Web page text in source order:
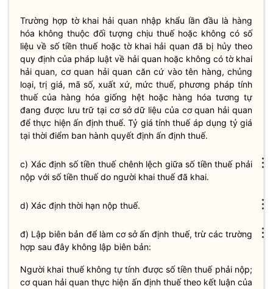
Trường hợp tờ khai hải quan nhập khẩu lần đầu là hàng
hóa không thuộc đối tượng chịu thuếhoặc không có số
liệu về số tiềnthuếhoặc tờ khai hải quanđã bị hủy theo
quy định của pháp luật về hải quan hoặc không có tờ khai
hải quan, cơ quan hải quan căn cứ vào tên hàng, chủng
loại, trị giá, mã số, xuất xứ, mứcthuế, phương pháp tính
thuếcủa hàng hóa giống hệt hoặc hàng hóa tương tự
đang được lưu trữ tại cơ sở dữ liệu của cơ quan hải quan
để thực hiện ấn định thuế. Tỷ giá tínhthuếáp dụng tỷ giá
tại thời điểm ban hành quyết định ấn định thuế.
c) Xác định số tiền thuếchênh lệch giữa số tiềnthuếphải
nộp với số tiền thuếdo người khai thuếđã khai.
d) Xác định thời hạn nộp thuế.
đ) Lập biên bản để làm cơ sở ấn định thuế, trừ các trường
hợp sau đây không lập biên bản:
Người khai thuế không tự tính được số tiền thuế phải nộp;
cơ quan hải quan thực hiện ấn định thuế theo kết luận của
⋮
⋮
⋮